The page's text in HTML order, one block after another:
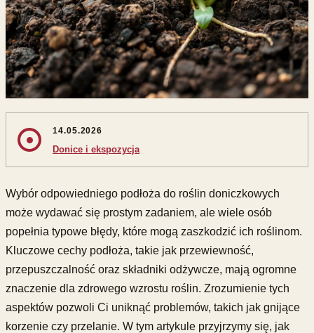
14.05.2026
Donice i ekspozycja
Wybór odpowiedniego podłoża do roślin doniczkowych
może wydawać się prostym zadaniem, ale wiele osób
popełnia typowe błędy, które mogą zaszkodzić ich roślinom.
Kluczowe cechy podłoża, takie jak przewiewność,
przepuszczalność oraz składniki odżywcze, mają ogromne
znaczenie dla zdrowego wzrostu roślin. Zrozumienie tych
aspektów pozwoli Ci uniknąć problemów, takich jak gnijące
korzenie czy przelanie. W tym artykule przyjrzymy się, jak